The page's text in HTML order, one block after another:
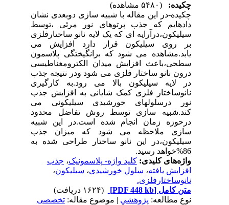
چکیده:
چکیده-در این مقاله با شبیه سازی دوبعدی نشان
دادهایم که جذب پرتوهای نور مرئی ،توسط
سیلیکون،درآرایه ای که یک لایه نانو ساختارفلزی
بر روی سیلیکون قرار دارد افزایش می
یابد.مشاهده می شود که برانگیختگی پلاسمون
سطحی،باعث افزایش میدان الکترومغناطیسی
درون نانو ساختار فلزی می شود ودر نتیجه جذب
در لایه سیلیکون بالا می رود.به کارگیری
نانوساختار فلزی کمک شایانی به افزایش جذب
نور درسلولهای خورشیدی سیلیکونی می
کند.شبیه سازی توسط روش تفاضل محدود
درحوزه زمان انجام شده است.در این شبیه
سازی ملاحظه می شود که میزان جذب
سیلیکون،در این نانو ساختار طراحی شده به
86%خواهد رسید.
واژه‌های کلیدی:کلید واژه- پلاسمونیک،جذب
افزایش یافته،سلول خورشیدی،سیلیکون،
نانوساختارفلزی.
متن کامل[PDF 448 kb]
نوع مطالعه:پژوهشي| موضوع مقاله:تخصصی